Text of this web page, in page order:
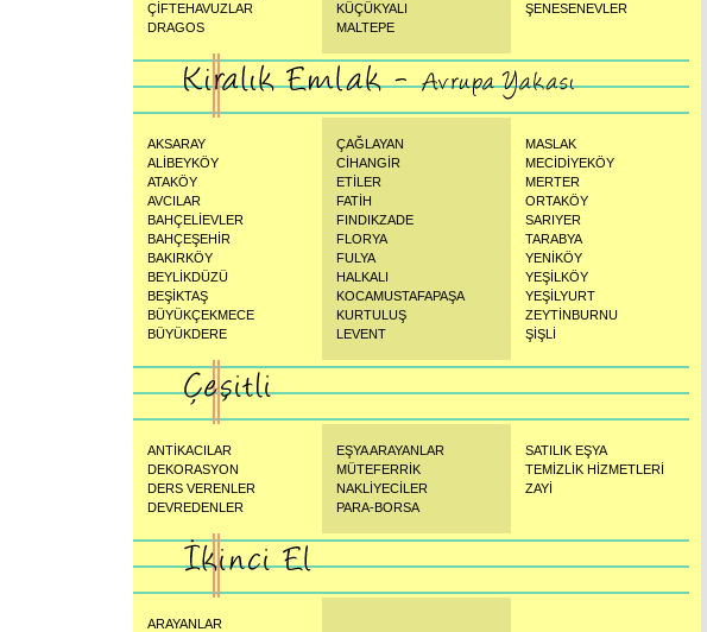
ÇİFTEHAVUZLAR
DRAGOS
KÜÇÜKYALI
MALTEPE
ŞENESENEVLER
AKSARAY
ALİBEYKÖY
ATAKÖY
AVCILAR
BAHÇELİEVLER
BAHÇEŞEHİR
BAKIRKÖY
BEYLİKDÜZÜ
BEŞİKTAŞ
BÜYÜKÇEKMECE
BÜYÜKDERE
ÇAĞLAYAN
CİHANGİR
ETİLER
FATİH
FINDIKZADE
FLORYA
FULYA
HALKALI
KOCAMUSTAFAPAŞA
KURTULUŞ
LEVENT
MASLAK
MECİDİYEKÖY
MERTER
ORTAKÖY
SARIYER
TARABYA
YENİKÖY
YEŞİLKÖY
YEŞİLYURT
ZEYTİNBURNU
ŞİŞLİ
ANTİKACILAR
DEKORASYON
DERS VERENLER
DEVREDENLER
EŞYA ARAYANLAR
MÜTEFERRİK
NAKLİYECİLER
PARA-BORSA
SATILIK EŞYA
TEMİZLİK HİZMETLERİ
ZAYİ
ARAYANLAR